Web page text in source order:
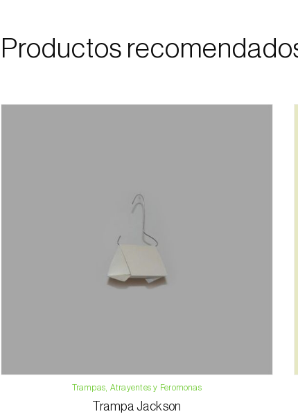
Productos
Trampas, Atrayentes y Feromonas
Trampa Jackson